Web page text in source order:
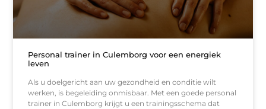
Personal trainer in Culemborg voor een energiek
leven
Als u doelgericht aan uw gezondheid en conditie wilt
werken, is begeleiding onmisbaar. Met een goede personal
trainer in Culemborg krijgt u een trainingsschema dat